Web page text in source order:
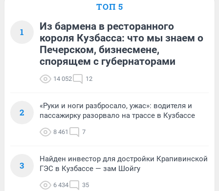
ТОП 5
1
Из бармена в ресторанного
короля Кузбасса: что мы знаем о
Печерском, бизнесмене,
спорящем с губернаторами
14 052 12
2
«Руки и ноги разбросало, ужас»: водителя и
пассажирку разорвало на трассе в Кузбассе
8 461 7
3
Найден инвестор для достройки Крапивинской
ГЭС в Кузбассе — зам Шойгу
6 434 35